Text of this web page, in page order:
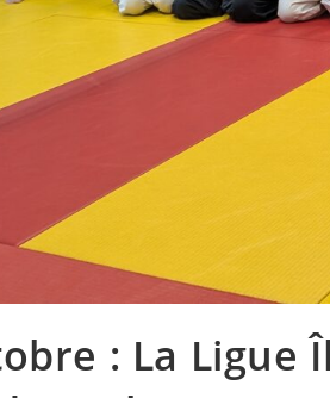
: La Ligue